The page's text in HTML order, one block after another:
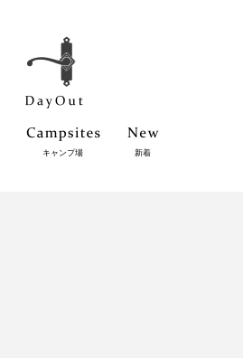
キャンプ場 新着